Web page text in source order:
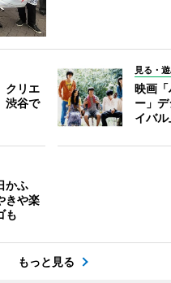
クリエ
渋谷で
見る・
映画
ー」
イバ
かふ
きや楽
も
もっと見る